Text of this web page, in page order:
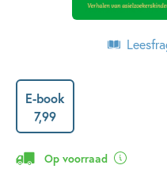
E-book
7,99
Op voorraad